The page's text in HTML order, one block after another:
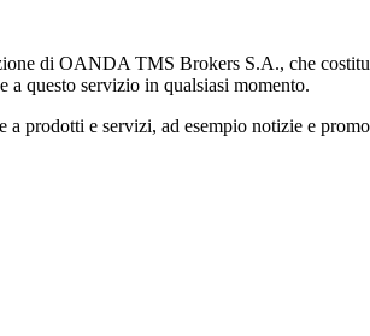
di OANDA TMS Brokers S.A., che
a questo servizio in qualsiasi momento.
e servizi, ad esempio notizie e